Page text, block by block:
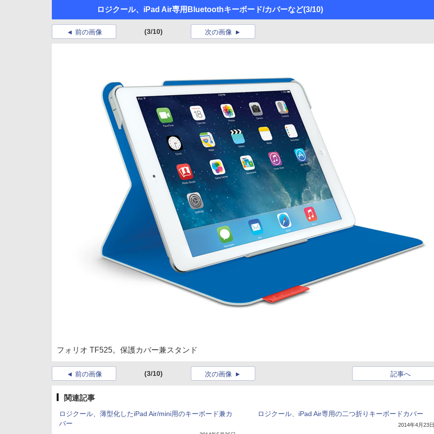
ロジクール、iPad Air専用Bluetoothキーボード/カバーなど(3/10)
前の画像 (3/10) 次の画像
フォリオ TF525。保護カバー兼スタンド
前の画像 (3/10) 記事へ
次の画像
関連記事
ロジクール、薄型化したiPad Air/mini用のキーボード兼カ
バー
ロジクール、iPad Air専用の二つ折りキーボードカバー
2014年4月23日